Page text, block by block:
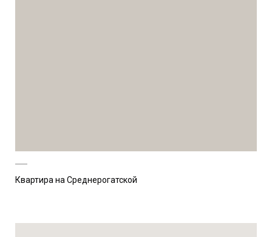
Квартира на Среднерогатской